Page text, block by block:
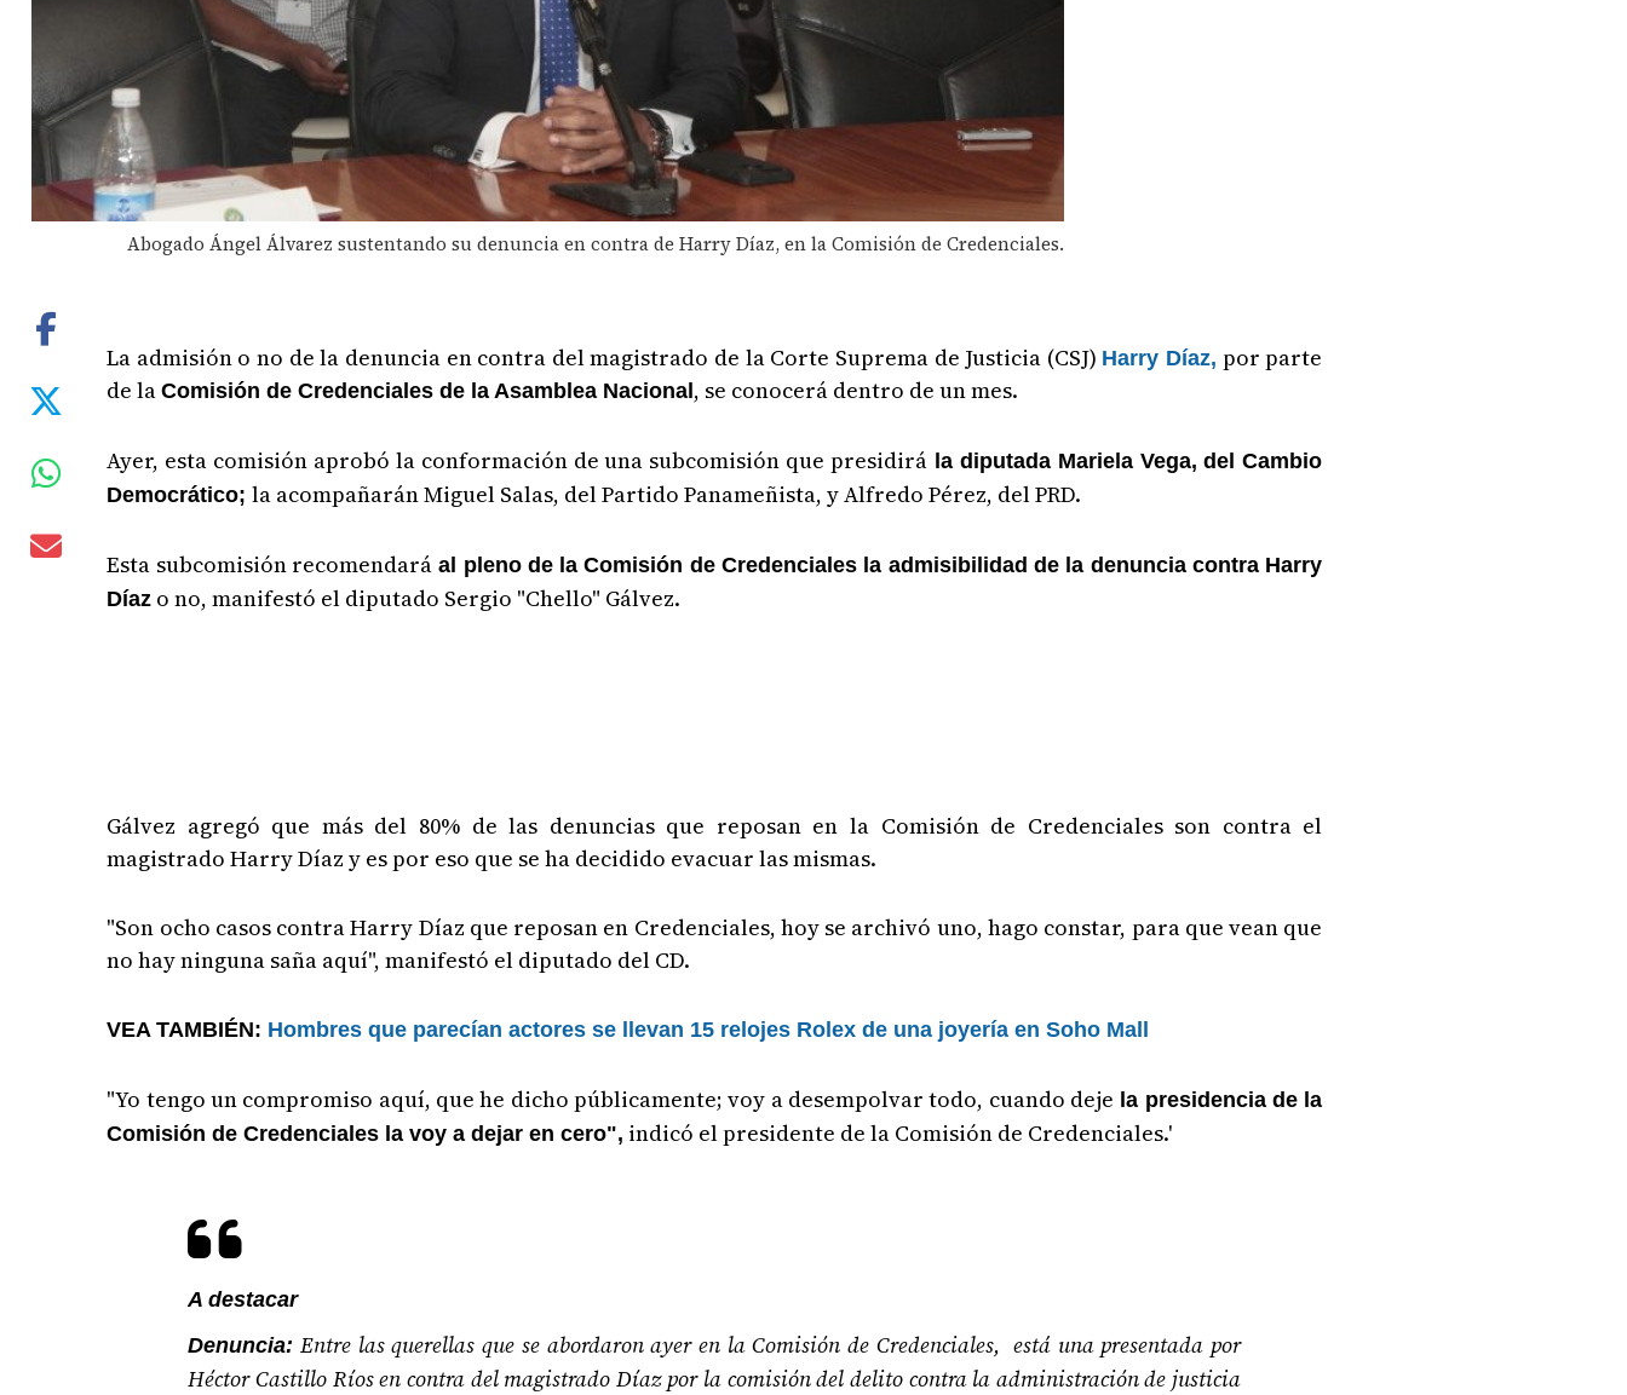
Abogado Ángel Álvarez sustentando su denuncia en contra de Harry Díaz, en la Comisión de Credenciales.
La admisión o no de la denuncia en contra del magistrado de la Corte Suprema de Justicia (CSJ) Harry Díaz, por parte
de laComisión de Credenciales de la Asamblea Nacional , se conocerá dentro de un mes.
Ayer, esta comisión aprobó la conformación de una subcomisión que presidirá la diputada Mariela Vega, del Cambio
Democrático;la acompañarán Miguel Salas, del Partido Panameñista, y Alfredo Pérez, del PRD.
Esta subcomisión recomendaráal pleno de la Comisión de Credenciales la admisibilidad de la denuncia contra Harry
Díaz o no, manifestó el diputado Sergio "Chello" Gálvez.
Gálvez agregó que más del 80% de las denuncias que reposan en la Comisión de Credenciales son contra el
magistrado Harry Díaz y es por eso que se ha decidido evacuar las mismas.
"Son ocho casos contra Harry Díaz que reposan en Credenciales, hoy se archivó uno, hago constar, para que vean que
no hay ninguna saña aquí", manifestó el diputado del CD.
VEA TAMBIÉN: Hombres que parecían actores se llevan 15 relojes Rolex de una joyería en Soho Mall
"Yo tengo un compromiso aquí, que he dicho públicamente; voy a desempolvar todo, cuando deje la presidencia de la
Comisión de Credenciales la voy a dejar en cero", indicó el presidente de la Comisión de Credenciales.'
A destacar
Denuncia: Entre las querellas que se abordaron ayer en la Comisión de Credenciales, está una presentada por
Héctor Castillo Ríos en contra del magistrado Díaz por la comisión del delito contra la administración de justicia